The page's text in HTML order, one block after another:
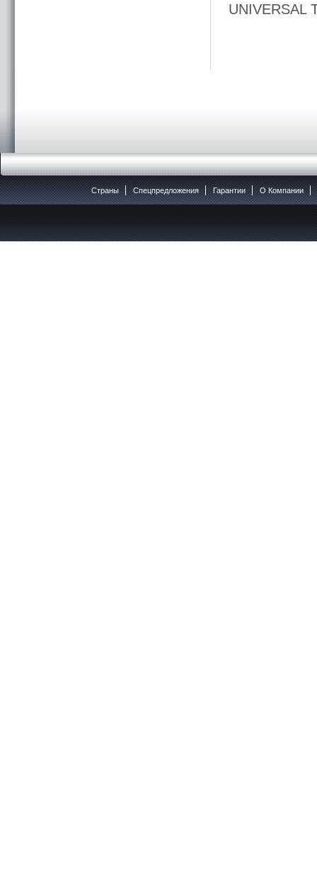
UNIVERSAL
Страны Спецпредложения Гарантии O Компании